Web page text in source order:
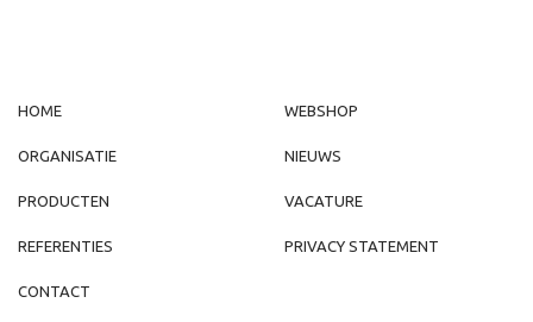
HOME
ORGANISATIE
PRODUCTEN
REFERENTIES
WEBSHOP
NIEUWS
VACATURE
PRIVACY STATEMENT
CONTACT